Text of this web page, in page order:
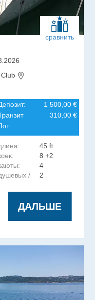
сравнить
1 500,00 €
310,00 €
45 ft
8 +2
4
/
2
ДАЛЬШЕ